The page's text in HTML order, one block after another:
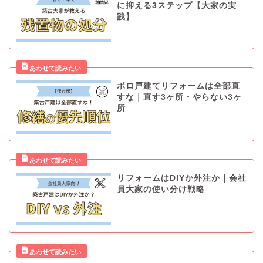
に抑える3ステップ【大家の実
践】
ボロ戸建てリフォームは全部直
すな｜直す3ヶ所・やらない3ヶ
所
リフォームはDIYか外注か｜会社
員大家の使い分け戦略